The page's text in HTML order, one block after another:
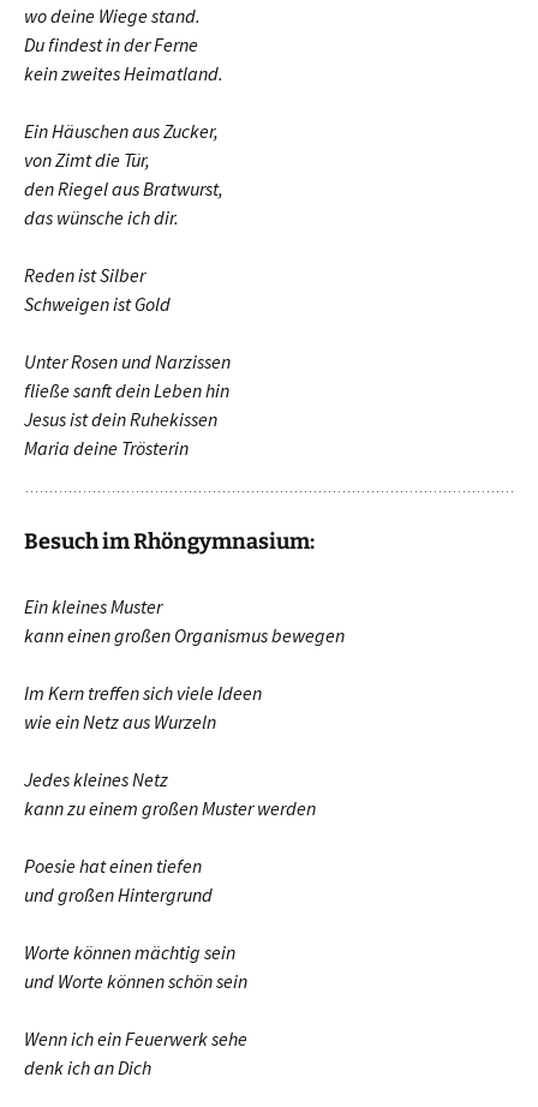
wo deine Wiege stand.
Du findest in der Ferne
kein zweites Heimatland.
Ein Häuschen aus Zucker,
von Zimt die Tür,
den Riegel aus Bratwurst,
das wünsche ich dir.
Reden ist Silber
Schweigen ist Gold
Unter Rosen und Narzissen
fließe sanft dein Leben hin
Jesus ist dein Ruhekissen
Maria deine Trösterin
Besuch im Rhöngymnasium:
Ein kleines Muster
kann einen großen Organismus bewegen
Im Kern treffen sich viele Ideen
wie ein Netz aus Wurzeln
Jedes kleines Netz
kann zu einem großen Muster werden
Poesie hat einen tiefen
und großen Hintergrund
Worte können mächtig sein
und Worte können schön sein
Wenn ich ein Feuerwerk sehe
denk ich an Dich